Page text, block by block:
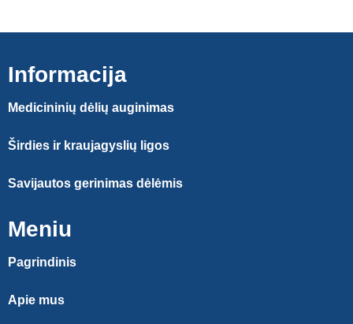
Informacija
Medicininių dėlių auginimas
Širdies ir kraujagyslių ligos
Savijautos gerinimas dėlėmis
Meniu
Pagrindinis
Apie mus